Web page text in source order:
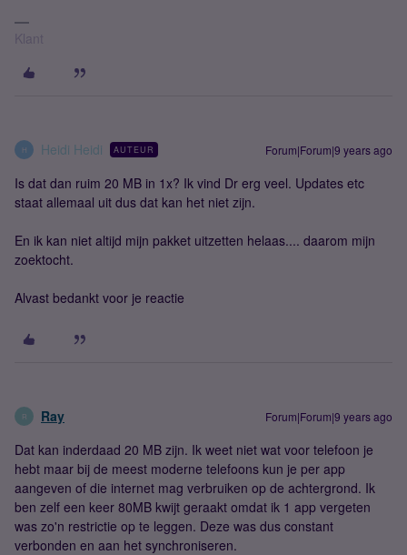
Klant
H Heidi Heidi AUTEUR Forum|Forum|9 years ago
Is dat dan ruim 20 MB in 1x? Ik vind Dr erg veel. Updates etc
staat allemaal uit dus dat kan het niet zijn.
En ik kan niet altijd mijn pakket uitzetten helaas.... daarom mijn
zoektocht.
Alvast bedankt voor je reactie
R Ray Forum|Forum|9 years ago
Dat kan inderdaad 20 MB zijn. Ik weet niet wat voor telefoon je
hebt maar bij de meest moderne telefoons kun je per app
aangeven of die internet mag verbruiken op de achtergrond. Ik
ben zelf een keer 80MB kwijt geraakt omdat ik 1 app vergeten
was zo'n restrictie op te leggen. Deze was dus constant
verbonden en aan het synchroniseren.